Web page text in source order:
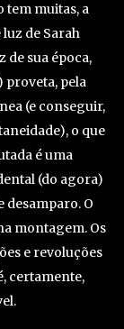
tem muitas, a
de Sarah
de sua época,
proveta, pela
(e conseguir,
o que
é uma
(do agora)
desamparo. O
montagem. Os
e revoluções
certamente,